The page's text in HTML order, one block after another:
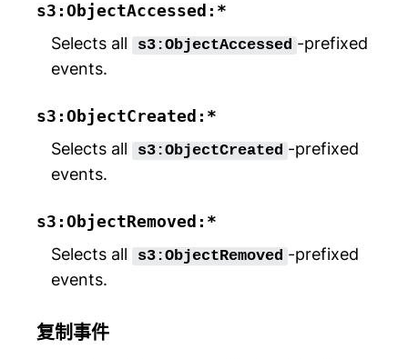
s3:ObjectAccessed:*
Selects all s3:ObjectAccessed -prefixed
events.
s3:ObjectCreated:*
Selects all s3:ObjectCreated -prefixed
events.
s3:ObjectRemoved:*
Selects all s3:ObjectRemoved -prefixed
events.
复制事件